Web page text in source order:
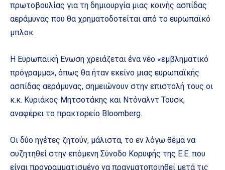
πρωτοβουλίας για τη δημιουργία μιας κοινής ασπίδας
αεράμυνας που θα χρηματοδοτείται από το ευρωπαϊκό
μπλοκ.
Η Ευρωπαϊκή Ενωση χρειάζεται ένα νέο «εμβληματικό
πρόγραμμα», όπως θα ήταν εκείνο μιας ευρωπαϊκής
ασπίδας αεράμυνας, σημειώνουν στην επιστολή τους οι
κ.κ. Κυριάκος Μητσοτάκης και Ντόναλντ Τουσκ,
αναφέρει το πρακτορείο Bloomberg.
Οι δύο ηγέτες ζητούν, μάλιστα, το εν λόγω θέμα να
συζητηθεί στην επόμενη Σύνοδο Κορυφής της Ε.Ε. που
είναι προγραμματισμένο να πραγματοποιηθεί μετά τις